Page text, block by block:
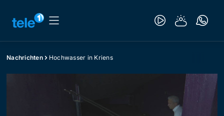
Nachrichten Hochwasser in Kriens